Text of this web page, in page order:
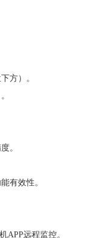
方）。
。
有效性。
APP远程监控。